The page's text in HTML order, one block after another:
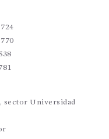
sector Universidad